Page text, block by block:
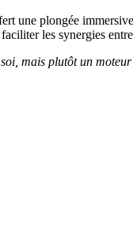
une plongée
les synergies
mais plutôt un